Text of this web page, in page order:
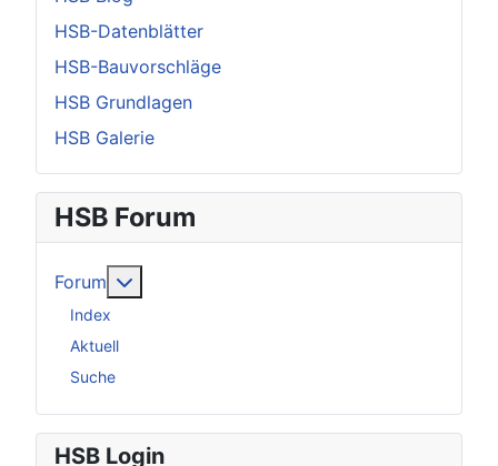
HSB-Datenblätter
HSB-Bauvorschläge
HSB Grundlagen
HSB Galerie
HSB Forum
Forum
Index
Aktuell
Suche
HSB Login